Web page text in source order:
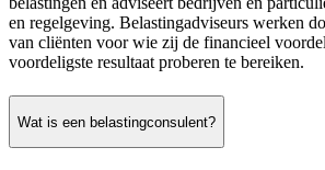
en regelgeving. Belastingadviseurs werken
van cliënten voor wie zij de financieel
voordeligste resultaat proberen te bereiken.
Wat is een belastingconsulent?